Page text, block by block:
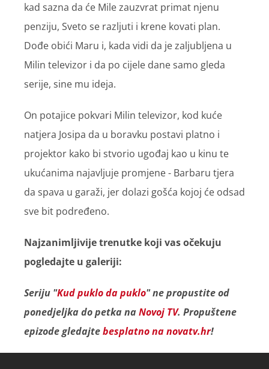
kad sazna da će Mile zauzvrat primat njenu
penziju, Sveto se razljuti i krene kovati plan.
Dođe obići Maru i, kada vidi da je zaljubljena u
Milin televizor i da po cijele dane samo gleda
serije, sine mu ideja.
On potajice pokvari Milin televizor, kod kuće
natjera Josipa da u boravku postavi platno i
projektor kako bi stvorio ugođaj kao u kinu te
ukućanima najavljuje promjene - Barbaru tjera
da spava u garaži, jer dolazi gošća kojoj će odsad
sve bit podređeno.
Najzanimljivije trenutke koji vas očekuju
pogledajte u galeriji:
Seriju "Kud puklo da puklo" ne propustite od
ponedjeljka do petka naNovoj TV. Propuštene
epizode gledajtebesplatno na novatv.hr!